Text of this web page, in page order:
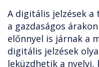
A digitális jelzések a
a gazdaságos
előnnyel is járnak a
digitális jelzések
leküzdhetik a